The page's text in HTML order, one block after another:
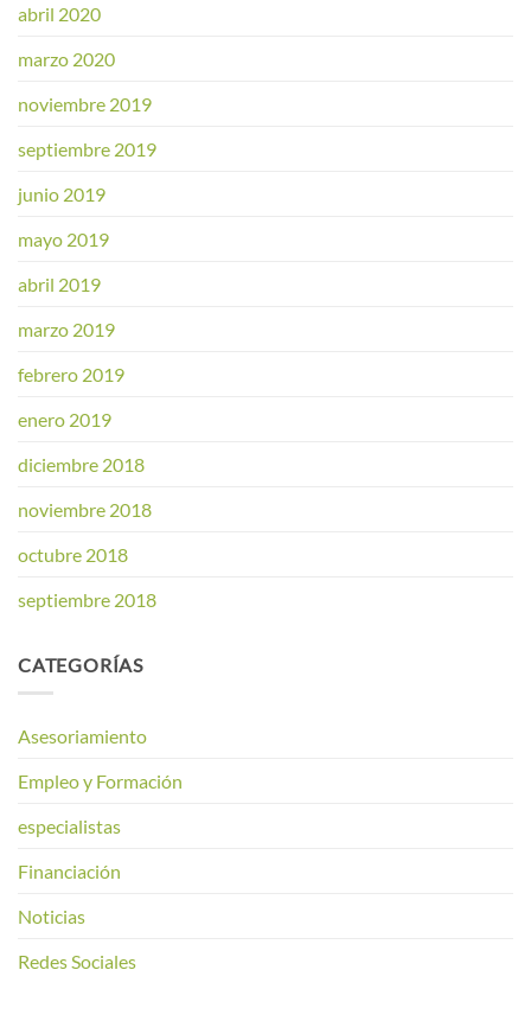
abril 2020
marzo 2020
noviembre 2019
septiembre 2019
junio 2019
mayo 2019
abril 2019
marzo 2019
febrero 2019
enero 2019
diciembre 2018
noviembre 2018
octubre 2018
septiembre 2018
CATEGORÍAS
Asesoriamiento
Empleo y Formación
especialistas
Financiación
Noticias
Redes Sociales